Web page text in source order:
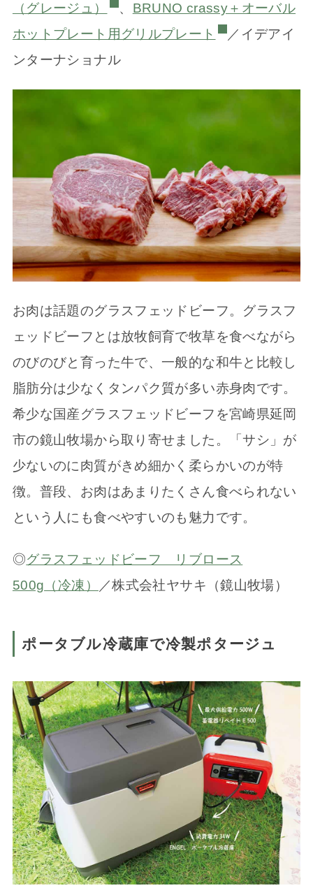
（グレージュ）
、 BRUNO crassy＋オーバル
ホットプレート用グリルプレート
／イデアイ
ンターナショナル
お肉は話題のグラスフェッドビーフ。グラスフ
ェッドビーフとは放牧飼育で牧草を食べながら
のびのびと育った牛で、一般的な和牛と比較し
脂肪分は少なくタンパク質が多い赤身肉です。
希少な国産グラスフェッドビーフを宮崎県延岡
市の鏡山牧場から取り寄せました。「サシ」が
少ないのに肉質がきめ細かく柔らかいのが特
徴。普段、お肉はあまりたくさん食べられない
という人にも食べやすいのも魅力です。
◎グラスフェッドビーフ リブロース
500g（冷凍）
／株式会社ヤサキ（鏡山牧場）
ポータブル冷蔵庫で冷製ポタージュ